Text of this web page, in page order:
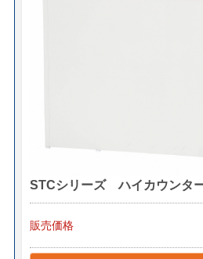
STCシリーズ ハイカウン
販売価格